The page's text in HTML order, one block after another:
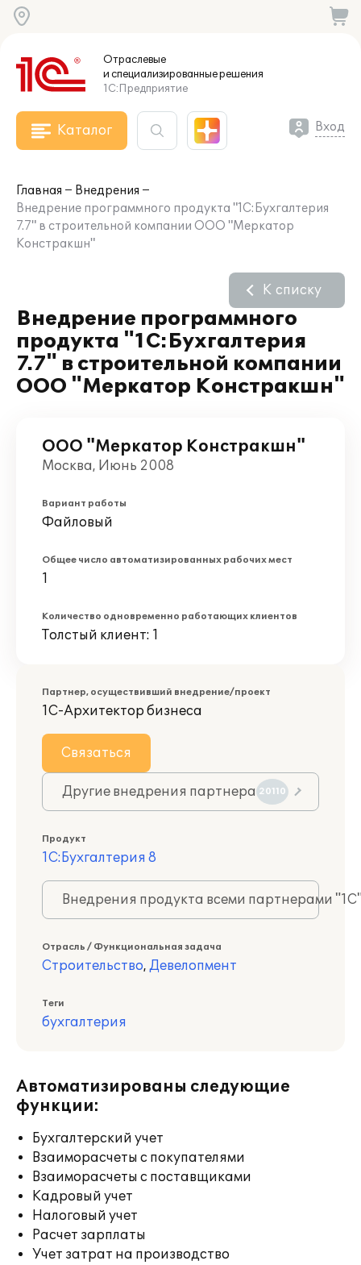
Отраслевые
и специализированныерешения
1С:Предприятие
Каталог Вход
Главная
Внедрения
Внедрение программного продукта "1С:Бухгалтерия
7.7" в строительной компании ООО "Меркатор
Констракшн"
Внедрение программного
продукта "1С:Бухгалтерия
7.7" в строительной компании
ООО "Меркатор Констракшн"
К списку
ООО "Меркатор Констракшн"
Москва, Июнь 2008
Вариант работы
Файловый
Общее число автоматизированных рабочих мест
1
Количество одновременно работающих клиентов
Толстый клиент: 1
Партнер, осуществивший внедрение/проект
1С-Архитектор бизнеса
Связаться
Другие внедрения партнера 20110
Продукт
1С:Бухгалтерия 8
Внедрения продукта всеми партнерами
Отрасль / Функциональная задача
Строительство, Девелопмент
Теги
бухгалтерия
Автоматизированы следующие
функции:
Бухгалтерский учет
Взаиморасчеты с покупателями
Взаиморасчеты с поставщиками
Кадровый учет
Налоговый учет
Расчет зарплаты
Учет затрат на производство